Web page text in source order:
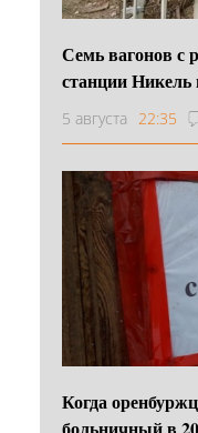
Семь вагонов с
станции
5 августа 22:35
Когда